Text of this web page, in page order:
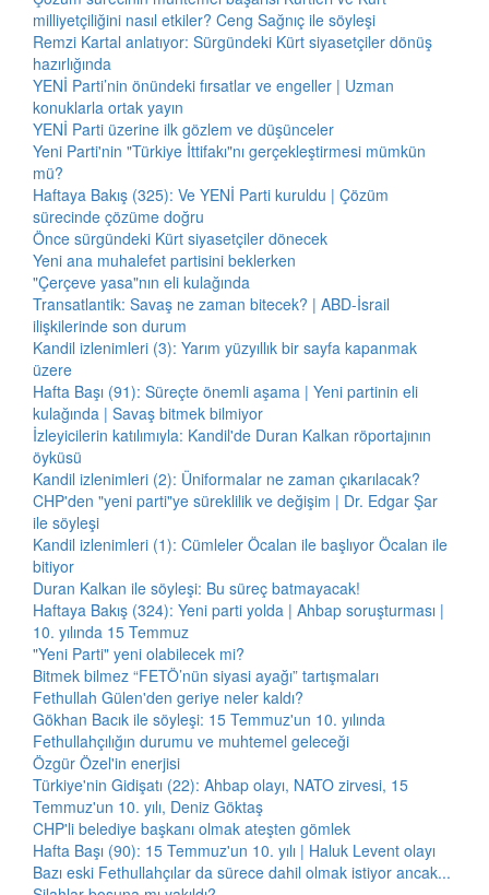
milliyetçiliğini nasıl etkiler? Ceng Sağnıç ile söyleşi
Remzi Kartal anlatıyor: Sürgündeki Kürt siyasetçiler dönüş
hazırlığında
YENİ Parti’nin önündeki fırsatlar ve engeller | Uzman
konuklarla ortak yayın
YENİ Parti üzerine ilk gözlem ve düşünceler
Yeni Parti'nin "Türkiye İttifakı"nı gerçekleştirmesi mümkün
mü?
Haftaya Bakış (325): Ve YENİ Parti kuruldu | Çözüm
sürecinde çözüme doğru
Önce sürgündeki Kürt siyasetçiler dönecek
Yeni ana muhalefet partisini beklerken
"Çerçeve yasa"nın eli kulağında
Transatlantik: Savaş ne zaman bitecek? | ABD-İsrail
ilişkilerinde son durum
Kandil izlenimleri (3): Yarım yüzyıllık bir sayfa kapanmak
üzere
Hafta Başı (91): Süreçte önemli aşama | Yeni partinin eli
kulağında | Savaş bitmek bilmiyor
İzleyicilerin katılımıyla: Kandil'de Duran Kalkan röportajının
öyküsü
Kandil izlenimleri (2): Üniformalar ne zaman çıkarılacak?
CHP'den "yeni parti"ye süreklilik ve değişim | Dr. Edgar Şar
ile söyleşi
Kandil izlenimleri (1): Cümleler Öcalan ile başlıyor Öcalan ile
bitiyor
Duran Kalkan ile söyleşi: Bu süreç batmayacak!
Haftaya Bakış (324): Yeni parti yolda | Ahbap soruşturması |
10. yılında 15 Temmuz
"Yeni Parti" yeni olabilecek mi?
Bitmek bilmez “FETÖ’nün siyasi ayağı” tartışmaları
Fethullah Gülen'den geriye neler kaldı?
Gökhan Bacık ile söyleşi: 15 Temmuz'un 10. yılında
Fethullahçılığın durumu ve muhtemel geleceği
Özgür Özel'in enerjisi
Türkiye'nin Gidişatı (22): Ahbap olayı, NATO zirvesi, 15
Temmuz'un 10. yılı, Deniz Göktaş
CHP'li belediye başkanı olmak ateşten gömlek
Hafta Başı (90): 15 Temmuz'un 10. yılı | Haluk Levent olayı
Bazı eski Fethullahçılar da sürece dahil olmak istiyor ancak...